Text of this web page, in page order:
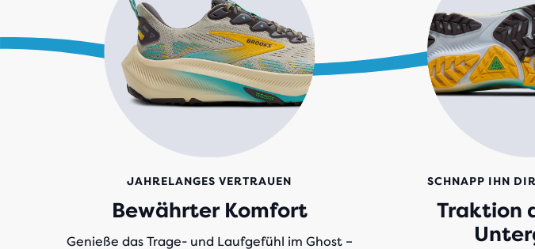
JAHRELANGES VERTRAUEN
Bewährter Komfort
Genieße das Trage- und Laufgefühl im Ghost –
SCHNAPP IHN
Traktion